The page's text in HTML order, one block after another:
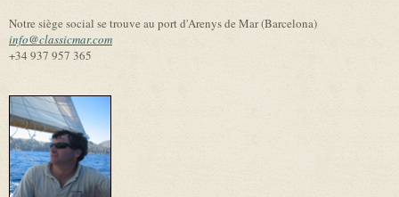
Notre siège social se trouve au port d'Arenys de Mar (Barcelona)
info@classicmar.com
+34 937 957 365